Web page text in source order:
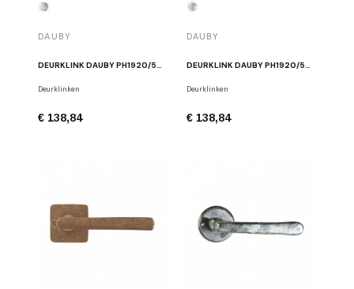
DAUBY
Deurklinken
€ 138,84
DAUBY
Deurklinken
€ 138,84